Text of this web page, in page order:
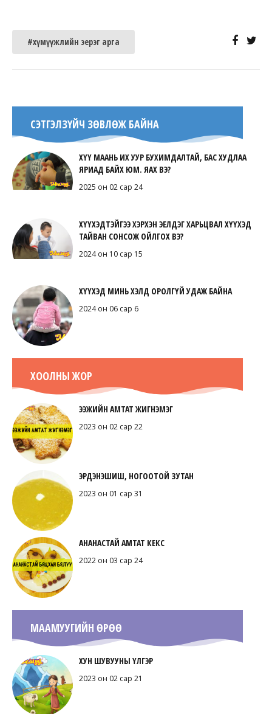
#хүмүүжлийн эерэг арга
СЭТГЭЛЗҮЙЧ ЗӨВЛӨЖ БАЙНА
ХҮҮ МААНЬ ИХ УУР БУХИМДАЛТАЙ, БАС ХУДЛАА
ЯРИАД БАЙХ ЮМ. ЯАХ ВЭ?
2025 он 02 сар 24
ХҮҮХЭДТЭЙГЭЭ ХЭРХЭН ЭЕЛДЭГ ХАРЬЦВАЛ ХҮҮХЭД
ТАЙВАН СОНСОЖ ОЙЛГОХ ВЭ?
2024 он 10 сар 15
ХҮҮХЭД МИНЬ ХЭЛД ОРОЛГҮЙ УДАЖ БАЙНА
2024 он 06 сар 6
ХООЛНЫ ЖОР
ЭЭЖИЙН АМТАТ ЖИГНЭМЭГ
2023 он 02 сар 22
ЭРДЭНЭШИШ, НОГООТОЙ ЗУТАН
2023 он 01 сар 31
АНАНАСТАЙ АМТАТ КЕКС
2022 он 03 сар 24
МААМУУГИЙН ӨРӨӨ
ХУН ШУВУУНЫ ҮЛГЭР
2023 он 02 сар 21